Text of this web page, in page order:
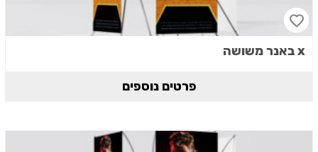
x באנר משושה
פרטים נוספים